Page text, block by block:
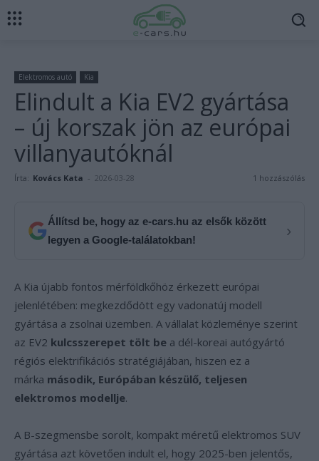
Elektromos autó Kia
Elindult a Kia EV2 gyártása
– új korszak jön az európai
villanyautóknál
Írta: Kovács Kata - 2026-03-28 1 hozzászólás
Állítsd be, hogy az e-cars.hu az elsők között
legyen a Google-találatokban!
›
A Kia újabb fontos mérföldkőhöz érkezett európai
jelenlétében: megkezdődött egy vadonatúj modell
gyártása a zsolnai üzemben. A vállalat közleménye szerint
az EV2 kulcsszerepet tölt be a dél-koreai autógyártó
régiós elektrifikációs stratégiájában, hiszen ez a
márka második, Európában készülő, teljesen
elektromos modellje.
A B-szegmensbe sorolt, kompakt méretű elektromos SUV
gyártása azt követően indult el, hogy 2025-ben jelentős,